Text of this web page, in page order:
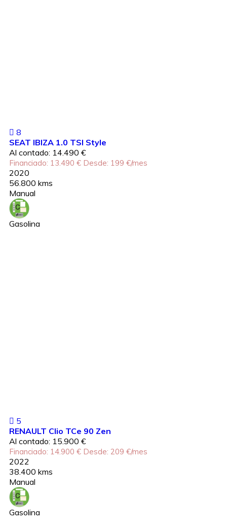
8
SEAT IBIZA 1.0 TSI Style
Al contado: 14.490 €
Financiado: 13.490 € Desde: 199 €/mes
2020
56.800 kms
Manual
Gasolina
5
RENAULT Clio TCe 90 Zen
Al contado: 15.900 €
Financiado: 14.900 € Desde: 209 €/mes
2022
38.400 kms
Manual
Gasolina